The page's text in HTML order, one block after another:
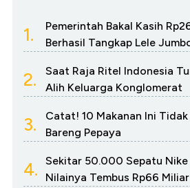
1.
Pemerintah Bakal Kasih
Berhasil Tangkap Lele
2.
Saat Raja Ritel Indonesia
Alih Keluarga Konglomerat
3.
Catat! 10 Makanan Ini
Bareng Pepaya
4.
Sekitar 50.000 Sepatu Nike
Nilainya Tembus Rp66 Miliar